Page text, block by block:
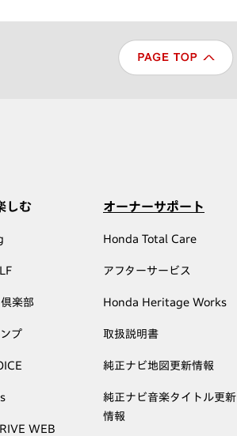
しむ
楽部
プ
WEB
オーナーサポート
Honda Total Care
アフターサービス
Honda Heritage Works
取扱説明書
純正ナビ地図更新情報
純正ナビ音楽タイトル更新
情報